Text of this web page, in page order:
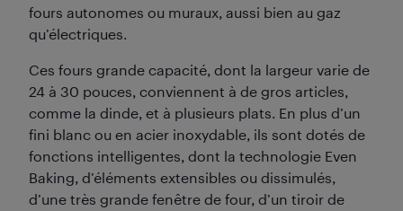
fours autonomes ou muraux, aussi bien au gaz
qu’électriques.
Ces fours grande capacité, dont la largeur varie de
24 à 30 pouces, conviennent à de gros articles,
comme la dinde, et à plusieurs plats. En plus d’un
fini blanc ou en acier inoxydable, ils sont dotés de
fonctions intelligentes, dont la technologie Even
Baking, d’éléments extensibles ou dissimulés,
d’une très grande fenêtre de four, d’un tiroir de